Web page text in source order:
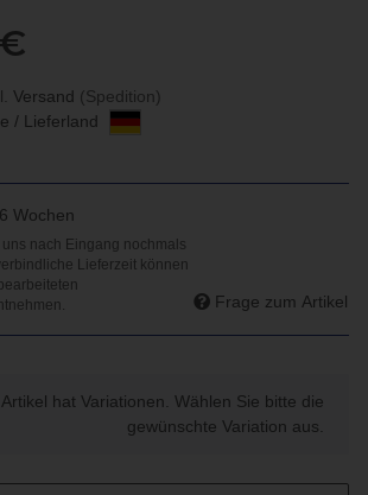
Versand (Spedition)
/ Lieferland
Wochen
Frage zum Artikel
hat Variationen. Wählen Sie bitte die
gewünschte Variation aus.